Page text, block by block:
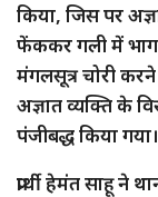
किया, जिस पर
फेंककर गली में भाग
मंगलसूत्र चोरी करने
अज्ञात व्यक्ति के
पंजीबद्ध किया गया।
प्रार्थी हेमंत साहू ने